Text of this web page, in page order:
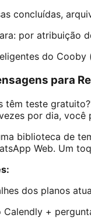
concluídas,
por atribuição
do Cooby
para
têm teste
por dia,
biblioteca de
Web. Um
dos planos
+